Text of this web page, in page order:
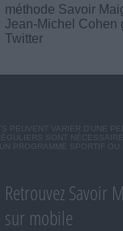
méthode Savoir
Jean-Michel Cohen
Twitter
PEUVENT VARIER D'UNE
SONT
PROGRAMME SPORTIF OU
Retrouvez Savoir
sur mobile